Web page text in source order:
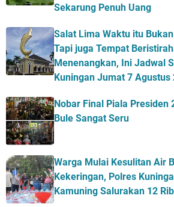
Sekarung Penuh Uang
Salat Lima Waktu itu
Tapi juga Tempat
Menenangkan, Ini Jadwal
Kuningan Jumat 7 Agustus
Nobar Final Piala Presiden
Bule Sangat Seru
Warga Mulai Kesulitan Air
Kekeringan, Polres
Kamuning Salurakan 12